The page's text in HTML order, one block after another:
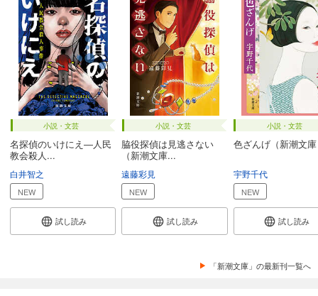
小説・文芸
名探偵のいけにえ―人民
教会殺人...
白井智之
NEW
試し読み
小説・文芸
脇役探偵は見逃さない
（新潮文庫...
遠藤彩見
NEW
試し読み
小説・文芸
色ざんげ（新潮文
宇野千代
NEW
試し読み
「新潮文庫」の最新刊一覧へ